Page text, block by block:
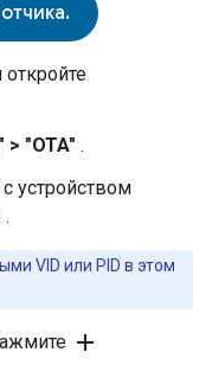
откройте
"OTA" .
устройством
.
VID или PID в этом
add